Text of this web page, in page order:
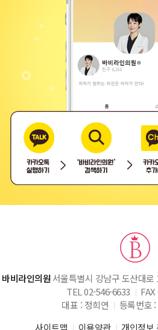
바비라인의원서울특별시 강남구 도산대
TEL 02-546-6633
대표 : 정희연
등록번호
사이트맵
이용약관 개인정보